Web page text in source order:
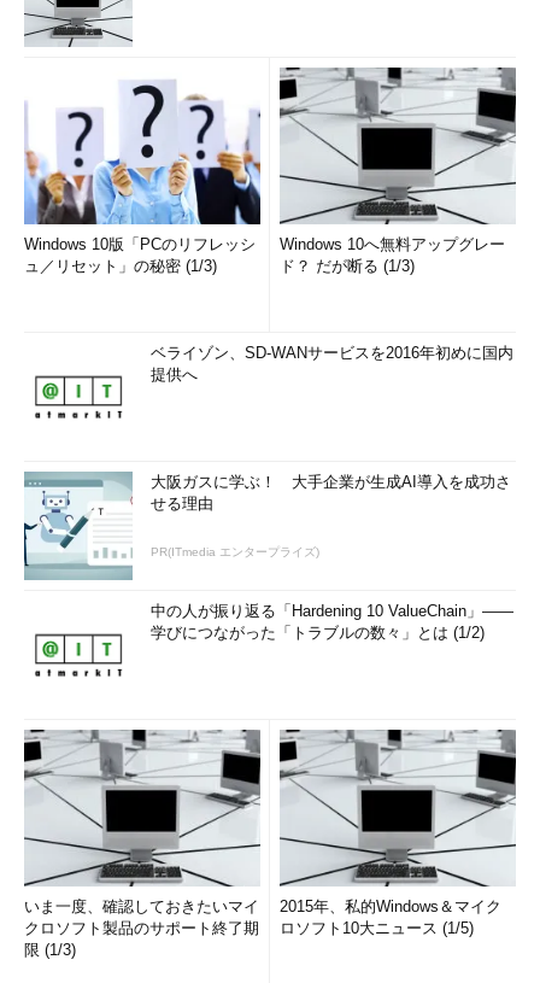
Windows 10版「PCのリフレッシ
ュ／リセット」の秘密 (1/3)
Windows 10へ無料アップグレー
ド？ だが断る (1/3)
ベライゾン、SD-WANサービスを2016年初めに国内
提供へ
大阪ガスに学ぶ！ 大手企業が生成AI導入を成功さ
せる理由
PR(ITmedia エンタープライズ)
中の人が振り返る「Hardening 10 ValueChain」――
学びにつながった「トラブルの数々」とは (1/2)
いま一度、確認しておきたいマイ
クロソフト製品のサポート終了期
限 (1/3)
2015年、私的Windows＆マイク
ロソフト10大ニュース (1/5)